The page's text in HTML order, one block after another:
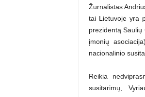
Žurnalistas
tai Lietuvoje yra
prezidentą
įmonių
nacionalinio
Reikia
susitarimų,